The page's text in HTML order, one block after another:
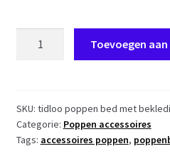
-
poppen
schommelwieg
Toevoegen
SKU: tidloo poppen bed met
Categorie: Poppen accessoires
Tags: accessoires poppen,